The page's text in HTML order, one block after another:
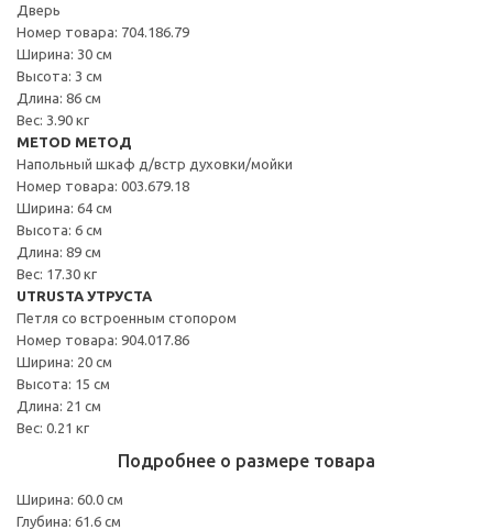
Дверь
Номер товара: 704.186.79
Ширина: 30 см
Высота: 3 см
Длина: 86 см
Вес: 3.90 кг
METOD МЕТОД
Напольный шкаф д/встр духовки/мойки
Номер товара: 003.679.18
Ширина: 64 см
Высота: 6 см
Длина: 89 см
Вес: 17.30 кг
UTRUSTA УТРУСТА
Петля со встроенным стопором
Номер товара: 904.017.86
Ширина: 20 см
Высота: 15 см
Длина: 21 см
Вес: 0.21 кг
Подробнее о размере товара
Ширина: 60.0 см
Глубина: 61.6 см